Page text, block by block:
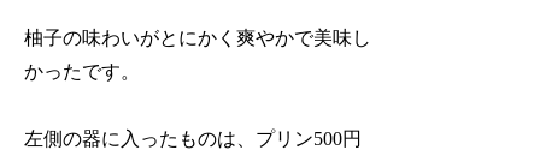
柚子の味わいがとにかく爽やかで美味し
かったです。
左側の器に入ったものは、プリン500円